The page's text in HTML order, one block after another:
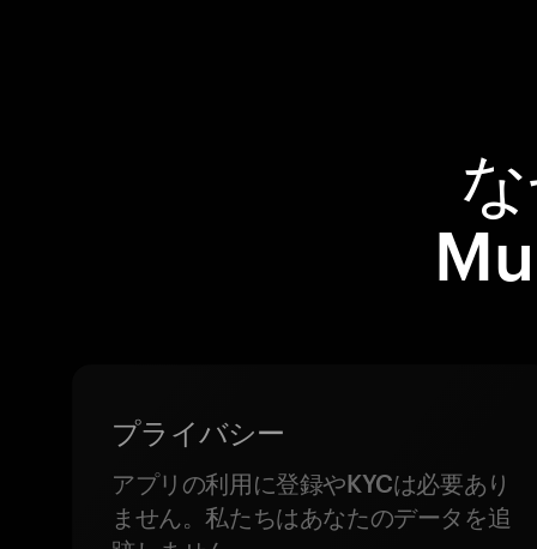
プライバシー
アプリの利用に登録やKYCは必要あり
ません。私たちはあなたのデータを追